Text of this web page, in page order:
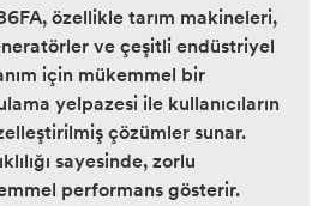
özellikle tarım makineleri,
ve çeşitli endüstriyel
için mükemmel bir
yelpazesi ile kullanıcıların
çözümler sunar.
sayesinde, zorlu
performans gösterir.